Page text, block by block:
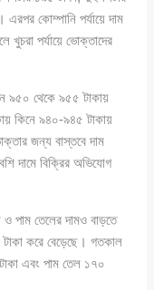
এরপর কোম্পানি পর্যায়ে দাম
খুচরা পর্যায়ে ভোক্তাদের
৯৫০ থেকে ৯৫৫ টাকায়
কিনে ৯৪০-৯৪৫ টাকায়
জন্য বাস্তবে দাম
দামে বিক্রির অভিযোগ
পাম তেলের দামও বাড়তে
টাকা করে বেড়েছে। গতকাল
এবং পাম তেল ১৭০